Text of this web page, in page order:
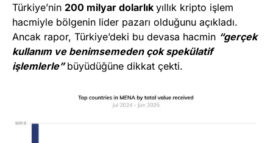
Türkiye’nin 200 milyar dolarlık yıllık kripto işlem
hacmiyle bölgenin lider pazarı olduğunu açıkladı.
Ancak rapor, Türkiye’deki bu devasa hacmin “gerçek
kullanım ve benimsemeden çok spekülatif
işlemlerle”büyüdüğüne dikkat çekti.